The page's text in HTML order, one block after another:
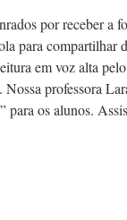
por receber a
para compartilhar
em voz alta
Nossa professora
os alunos.